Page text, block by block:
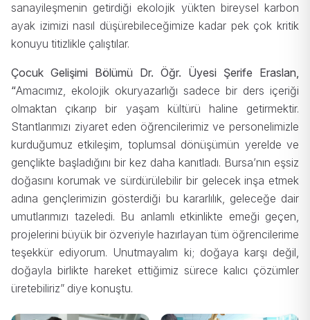
sanayileşmenin getirdiği ekolojik yükten bireysel karbon
ayak izimizi nasıl düşürebileceğimize kadar pek çok kritik
konuyu titizlikle çalıştılar.
Çocuk Gelişimi Bölümü Dr. Öğr. Üyesi Şerife Eraslan,
“Amacımız, ekolojik okuryazarlığı sadece bir ders içeriği
olmaktan çıkarıp bir yaşam kültürü haline getirmektir.
Stantlarımızı ziyaret eden öğrencilerimiz ve personelimizle
kurduğumuz etkileşim, toplumsal dönüşümün yerelde ve
gençlikte başladığını bir kez daha kanıtladı. Bursa’nın eşsiz
doğasını korumak ve sürdürülebilir bir gelecek inşa etmek
adına gençlerimizin gösterdiği bu kararlılık, geleceğe dair
umutlarımızı tazeledi. Bu anlamlı etkinlikte emeği geçen,
projelerini büyük bir özveriyle hazırlayan tüm öğrencilerime
teşekkür ediyorum. Unutmayalım ki; doğaya karşı değil,
doğayla birlikte hareket ettiğimiz sürece kalıcı çözümler
üretebiliriz” diye konuştu.